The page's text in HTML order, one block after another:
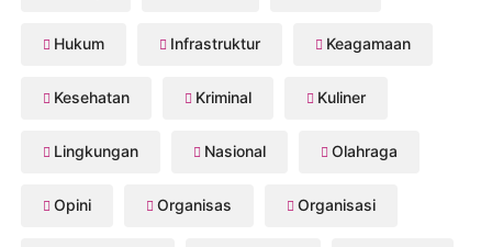
Hukum Infrastruktur Keagamaan
Kesehatan Kriminal Kuliner
Lingkungan Nasional Olahraga
Opini Organisas Organisasi